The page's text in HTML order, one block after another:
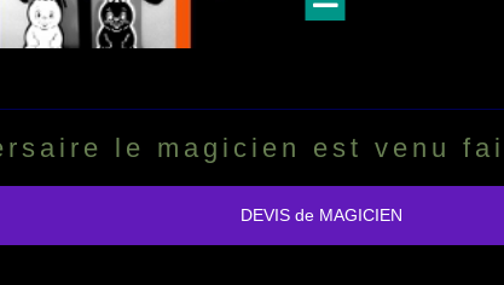
le magicien est venu
DEVIS de MAGICIEN